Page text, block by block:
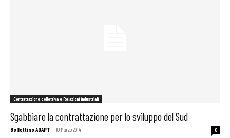
Contrattazione collettiva e Relazioni industriali
Sgabbiare la contrattazione per lo sviluppo del Sud
Bollettino ADAPT - 10 Marzo 2014 0